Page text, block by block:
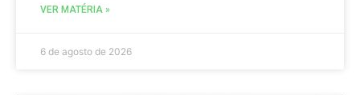
VER MATÉRIA »
6 de agosto de 2026